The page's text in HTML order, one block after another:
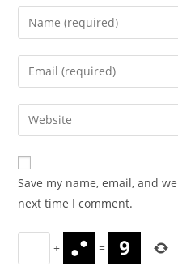
Enter
your
name
comment
Enter
your
email
address
comment
Enter
your
website
URL
(optional)
Save my name, email, and
next time I comment.
+ =